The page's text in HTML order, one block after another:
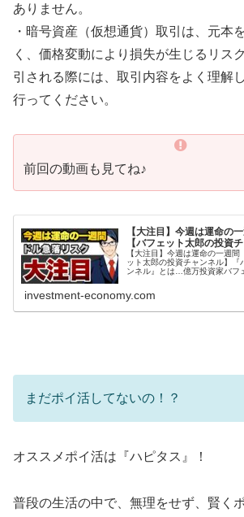
ありません。
・暗号資産（仮想通貨）取引は、元本
く、価格変動により損失が生じるリス
引される際には、取引内容をよく理解
行ってください。
前回の動画も見てね♪
【大注目】今週は運命の
【バフェット太郎の投資チ
【大注目】今週は運命の一週
ット太郎の投資チャンネル】『
ンネル』とは…億万投資家バフ
investment-economy.com
まだポイ活してないの！？
オススメポイ活は『ハピタス』！
普段の生活の中で、無理をせず、賢く